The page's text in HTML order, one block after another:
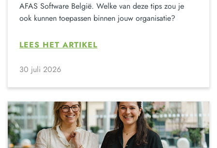
AFAS Software België. Welke van deze tips zou je
ook kunnen toepassen binnen jouw organisatie?
LEES HET ARTIKEL
30 juli 2026